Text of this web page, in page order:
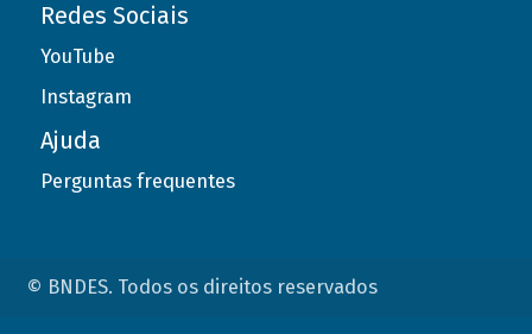
Redes Sociais
YouTube
Instagram
Ajuda
Perguntas frequentes
© BNDES. Todos os direitos reservados